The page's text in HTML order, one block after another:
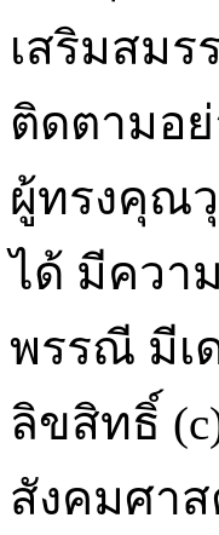
เสริมสม
ติดตามอย่
ผู้ทรงคุณ
ได้ มีควา
พรรณี มีเ
ลิขสิทธิ์
สังคมศาส